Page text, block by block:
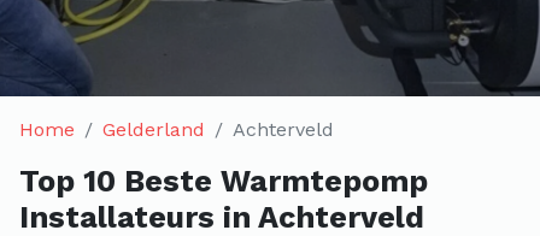
Home Gelderland Achterveld
Top 10 Beste Warmtepomp
Installateurs in Achterveld